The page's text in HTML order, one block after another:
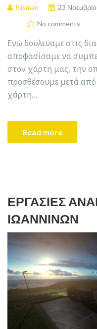
Nisman 23
No comments
Ενώ δουλεύαμε στις
αποφασίσαμε να
στον χάρτη μας, την
προσθέσουμε μετά από
χάρτη…
Read more
ΕΡΓΑΣΊΕΣ
ΙΩΑΝΝΊΝΩΝ